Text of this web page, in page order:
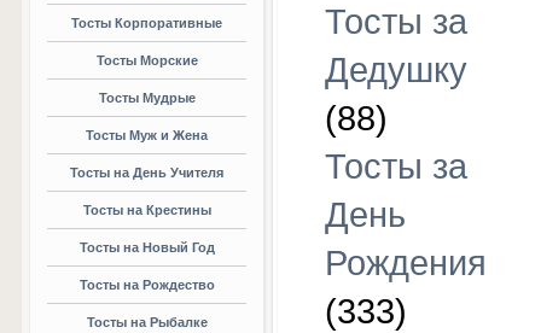
Тосты Корпоративные
Тосты Морские
Тосты Мудрые
Тосты Муж и Жена
Тосты на День Учителя
Тосты на Крестины
Тосты на Новый Год
Тосты на Рождество
Тосты на Рыбалке
Тосты за
Дедушку
(88)
Тосты за
День
Рождения
(333)